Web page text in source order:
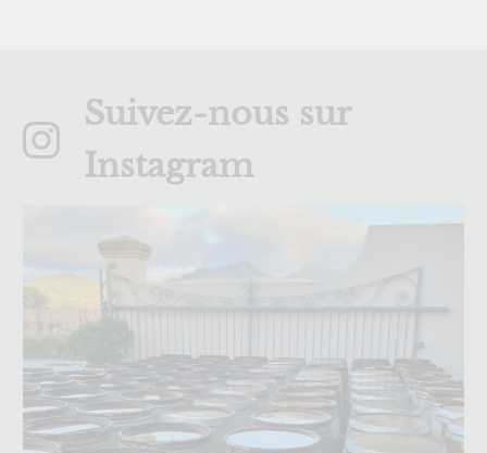
Suivez-nous sur
Instagram